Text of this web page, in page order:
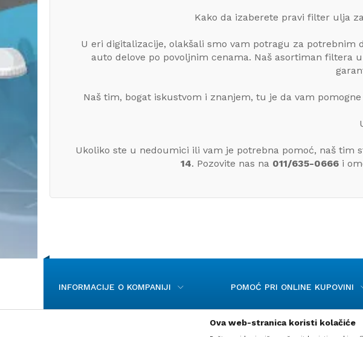
Kako da izaberete pravi filter ulja
U eri digitalizacije, olakšali smo vam potragu za potrebnim
auto delove po povoljnim cenama. Naš asortiman filtera
Naš tim, bogat iskustvom i znanjem, tu je da vam
Ukoliko ste u nedoumici ili vam je potrebna pomoć, naš tim
14. Pozovite nas na 011/635-0666 i
INFORMACIJE O KOMPANIJI POMOĆ PRI ONLINE KUPOVINI
Ova web-stranica koristi kolačiće